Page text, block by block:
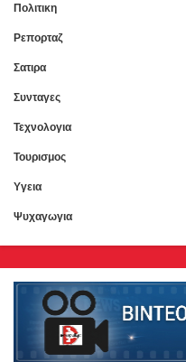
Πολιτικη
Ρεπορταζ
Σατιρα
Συνταγες
Τεχνολογια
Τουρισμος
Υγεια
Ψυχαγωγια